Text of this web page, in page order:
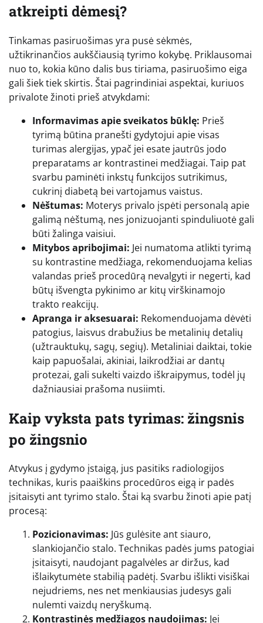
atkreipti dėmesį?
Tinkamas pasiruošimas yra pusė sėkmės,
užtikrinančios aukščiausią tyrimo kokybę. Priklausomai
nuo to, kokia kūno dalis bus tiriama, pasiruošimo eiga
gali šiek tiek skirtis. Štai pagrindiniai aspektai, kuriuos
privalote žinoti prieš atvykdami:
Informavimas apie sveikatos būklę: Prieš
tyrimą būtina pranešti gydytojui apie visas
turimas alergijas, ypač jei esate jautrūs jodo
preparatams ar kontrastinei medžiagai. Taip pat
svarbu paminėti inkstų funkcijos sutrikimus,
cukrinį diabetą bei vartojamus vaistus.
Nėštumas: Moterys privalo įspėti personalą apie
galimą nėštumą, nes jonizuojanti spinduliuotė gali
būti žalinga vaisiui.
Mitybos apribojimai: Jei numatoma atlikti tyrimą
su kontrastine medžiaga, rekomenduojama kelias
valandas prieš procedūrą nevalgyti ir negerti, kad
būtų išvengta pykinimo ar kitų virškinamojo
trakto reakcijų.
Apranga ir aksesuarai: Rekomenduojama dėvėti
patogius, laisvus drabužius be metalinių detalių
(užtrauktukų, sagų, segių). Metaliniai daiktai, tokie
kaip papuošalai, akiniai, laikrodžiai ar dantų
protezai, gali sukelti vaizdo iškraipymus, todėl jų
dažniausiai prašoma nusiimti.
Kaip vyksta pats tyrimas: žingsnis
po žingsnio
Atvykus į gydymo įstaigą, jus pasitiks radiologijos
technikas, kuris paaiškins procedūros eigą ir padės
įsitaisyti ant tyrimo stalo. Štai ką svarbu žinoti apie patį
procesą:
Pozicionavimas: Jūs gulėsite ant siauro,
slankiojančio stalo. Technikas padės jums patogiai
įsitaisyti, naudojant pagalvėles ar diržus, kad
išlaikytumėte stabilią padėtį. Svarbu išlikti visiškai
nejudriems, nes net menkiausias judesys gali
nulemti vaizdų neryškumą.
Kontrastinės medžiagos naudojimas: Jei